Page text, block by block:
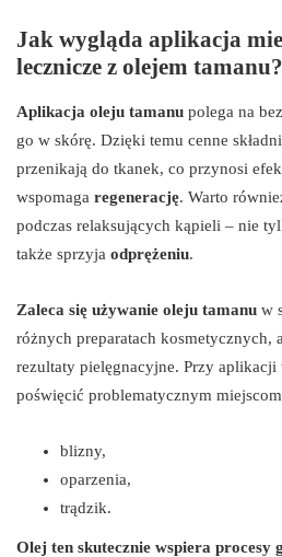
Jak wygląda aplikacja
lecznicze z olejem tamanu?
Aplikacja oleju tamanu polega na
go w skórę. Dzięki temu cenne
przenikają do tkanek, co przynosi
wspomaga regenerację. Warto
podczas relaksujących kąpieli – nie
także sprzyja odprężeniu.
Zaleca się używanie oleju tamanu w
różnych preparatach kosmetycznych,
rezultaty pielęgnacyjne. Przy aplikacji
poświęcić problematycznym
blizny,
oparzenia,
trądzik.
Olej ten skutecznie wspiera procesy